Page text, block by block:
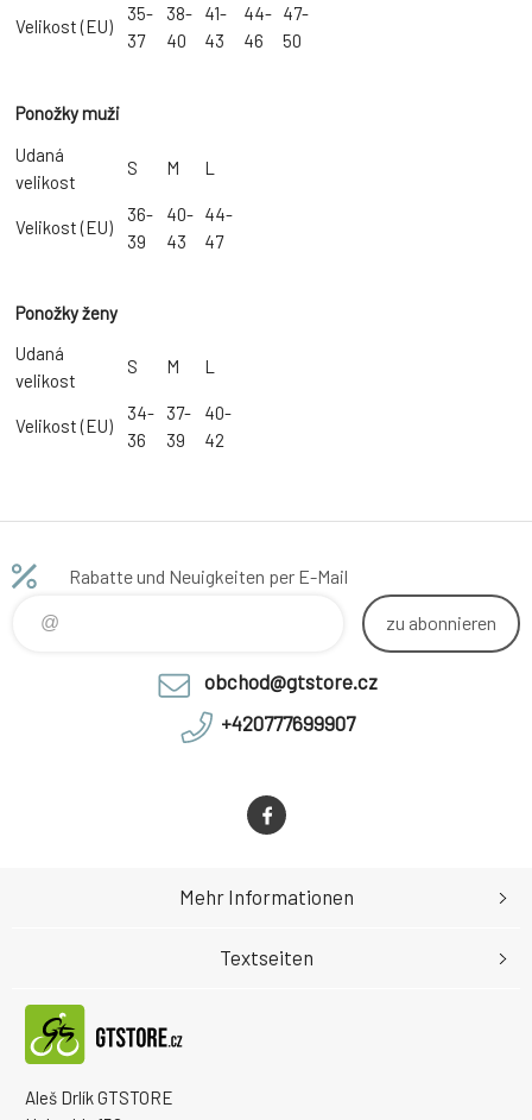
Velikost (EU)
35-
37
38-
40
41-
43
44-
46
47-
50
Ponožky muži
Udaná
velikost
S M L
Velikost (EU)
36-
39
40-
43
44-
47
Ponožky ženy
Udaná
velikost
S M L
Velikost (EU)
34-
36
37-
39
40-
42
Rabatte und Neuigkeiten per E-Mail
zu abonnieren
obchod@gtstore.cz
+420777699907
Aleš Drlík GTSTORE
Mehr Informationen
Textseiten